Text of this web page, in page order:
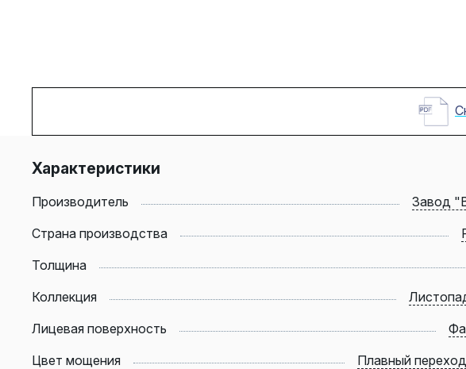
Характеристики
Производитель Завод
Страна производства
Толщина
Коллекция
Лицевая поверхность
Цвет мощения
Плавный